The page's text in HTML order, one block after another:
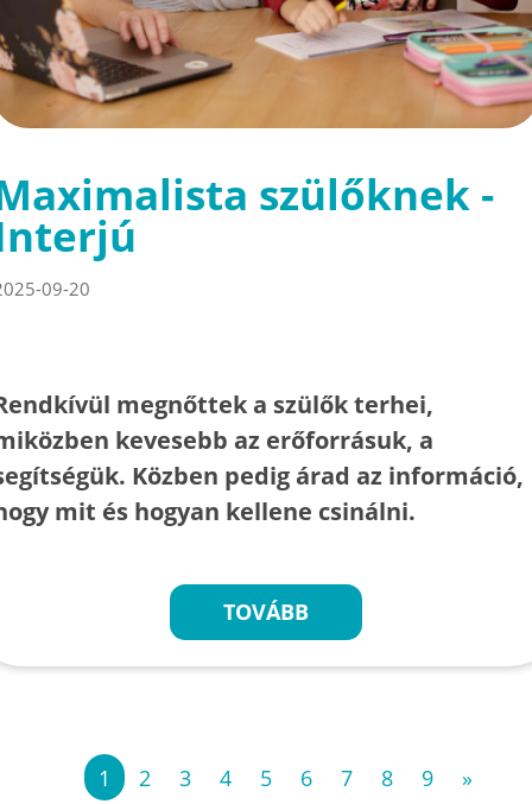
szülőknek -
09-20
megnőttek a szülők terhei,
kevesebb az erőforrásuk, a
Közben pedig árad az információ,
mit és hogyan kellene csinálni.
TOVÁBB
1 2 3 4 5 6 7 8 9 »